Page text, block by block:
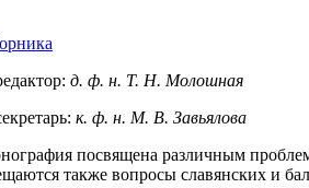
д. ф. н. Т. Н. Молошная
к. ф. н. М. В. Завьялова
посвящена различным
также вопросы славянских и